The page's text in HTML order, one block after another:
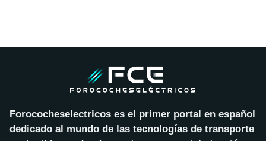
Forococheselectricos es el primer portal en español
dedicado al mundo de las tecnologías de transporte